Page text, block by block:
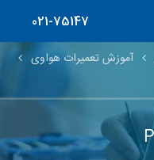
021-75147
آموزش تعمیرات هواوی